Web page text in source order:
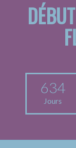
634
Jours